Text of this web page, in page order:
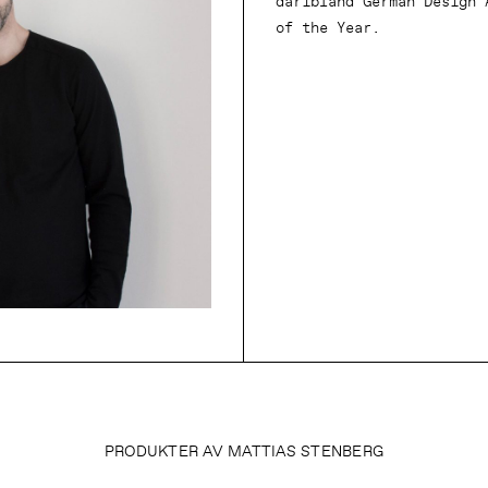
of the Year.
PRODUKTER AV MATTIAS STENBERG